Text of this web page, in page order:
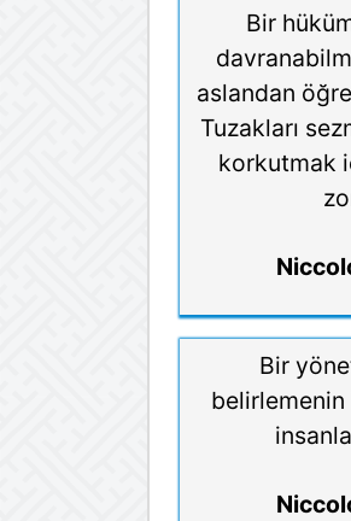
Bir
aslandan
Tuzakları
korkutmak
Bir